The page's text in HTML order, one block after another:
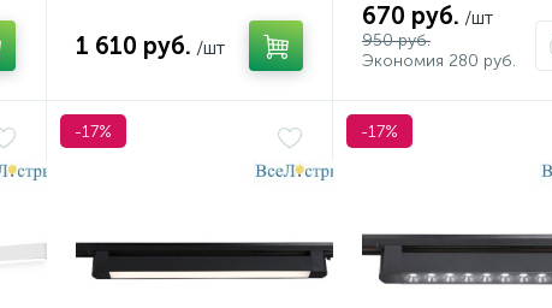
1 610 руб. /шт
670 руб. /шт
950 руб.
Экономия 280 руб.
-17% -17%